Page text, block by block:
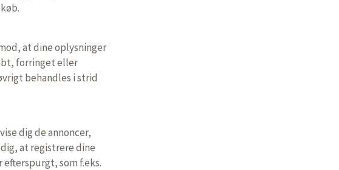
at dine oplysninger
forringet eller
behandles i strid
dig de annoncer,
at registrere dine
som f.eks.